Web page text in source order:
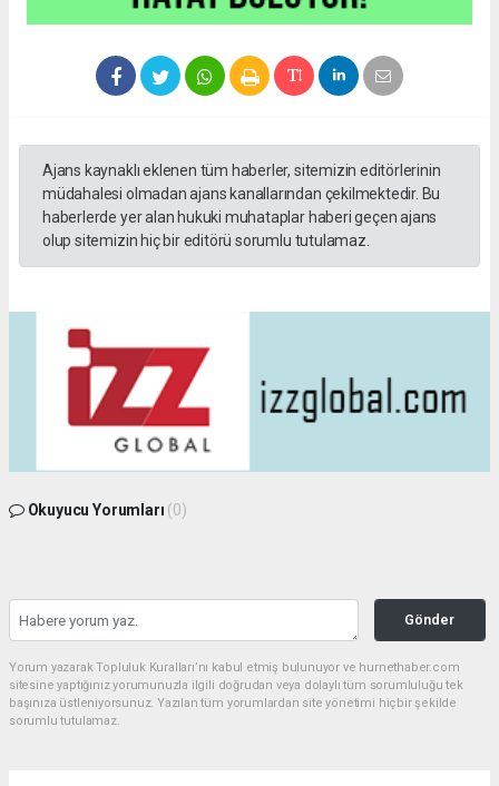
Ajans kaynaklı eklenen tüm haberler, sitemizin editörlerinin
müdahalesi olmadan ajans kanallarından çekilmektedir. Bu
haberlerde yer alan hukuki muhataplar haberi geçen ajans
olup sitemizin hiç bir editörü sorumlu tutulamaz.
Okuyucu Yorumları (0)
Gönder
Yorum yazarak Topluluk Kuralları’nı kabul etmiş bulunuyor ve hurnethaber.com
sitesine yaptığınız yorumunuzla ilgili doğrudan veya dolaylı tüm sorumluluğu tek
başınıza üstleniyorsunuz. Yazılan tüm yorumlardan site yönetimi hiçbir şekilde
sorumlu tutulamaz.